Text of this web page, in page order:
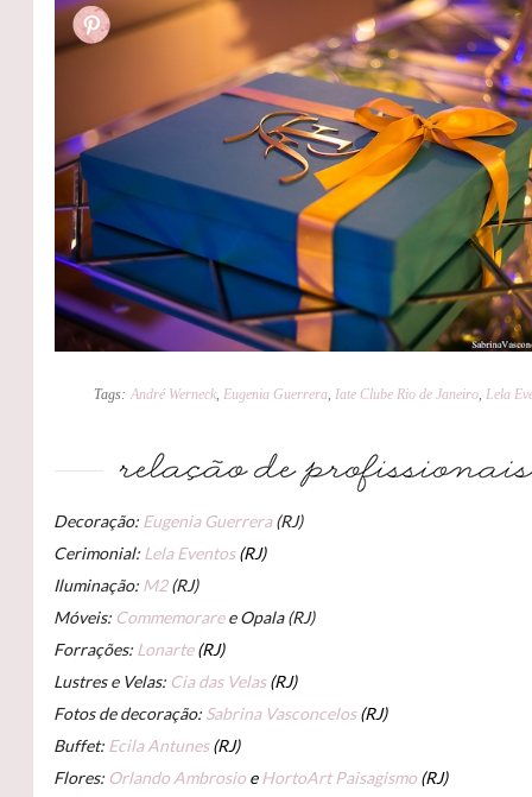
Tags: André Werneck,Eugenia Guerrera,Iate Clube Rio de Janeiro,Lela
Decoração: Eugenia Guerrera (RJ)
Cerimonial: Lela Eventos(RJ)
Iluminação: M2(RJ)
Móveis: Commemorare e Opala (RJ)
Forrações: Lonarte(RJ)
Lustres e Velas: Cia das Velas(RJ)
Fotos de decoração: Sabrina Vasconcelos(RJ)
Buffet: Ecila Antunes(RJ)
Flores: Orlando Ambrosio eHortoArt Paisagismo (RJ)